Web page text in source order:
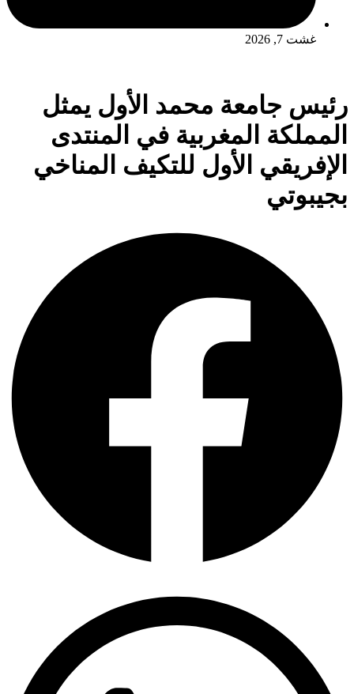
غشت 7, 2026
رئيس جامعة محمد الأول يمثل
المملكة المغربية في المنتدى
الإفريقي الأول للتكيف المناخي
بجيبوتي